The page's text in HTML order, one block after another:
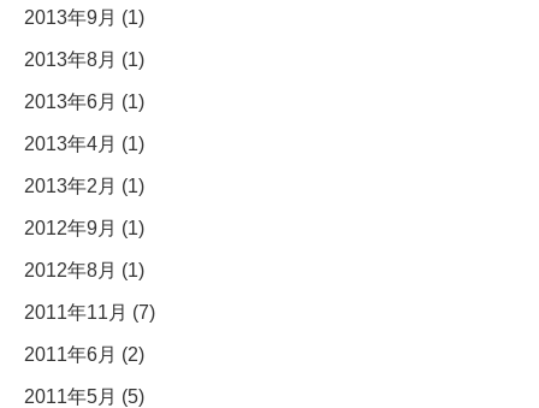
2013年9月 (1)
2013年8月 (1)
2013年6月 (1)
2013年4月 (1)
2013年2月 (1)
2012年9月 (1)
2012年8月 (1)
2011年11月 (7)
2011年6月 (2)
2011年5月 (5)